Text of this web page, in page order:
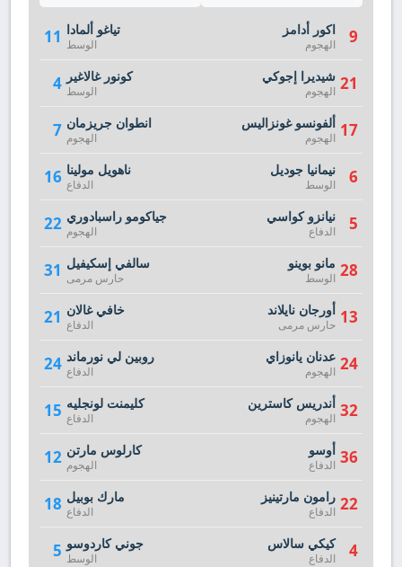
11 تياغو ألمادا
الوسط
4 كونور غالاغير
الوسط
7 انطوان جريزمان
الهجوم
16 ناهويل مولينا
الدفاع
22 جياكومو راسبادوري
الهجوم
31 سالفي إسكيفيل
حارس مرمى
21 خافي غالان
الدفاع
24 روبين لي نورماند
الدفاع
15 كليمنت لونجليه
الدفاع
12 كارلوس مارتن
الهجوم
18 مارك بوبيل
الدفاع
5 جوني كاردوسو
الوسط
9 اكور أدامز
الهجوم
21 شيديرا إجوكي
الهجوم
17 ألفونسو غونزاليس
الهجوم
6 نيمانيا جوديل
الوسط
5 نيانزو كواسي
الدفاع
28 مانو بوينو
الوسط
13 أورجان نايلاند
حارس مرمى
24 عدنان يانوزاي
الهجوم
32 أندريس كاسترين
الهجوم
36 أوسو
الدفاع
22 رامون مارتينيز
الدفاع
4 كيكي سالاس
الدفاع